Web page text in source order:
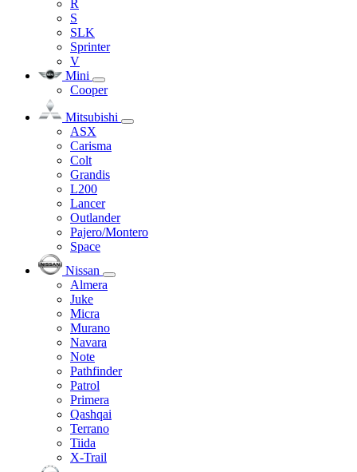
R
S
SLK
Sprinter
V
Mini
Cooper
Mitsubishi
ASX
Carisma
Colt
Grandis
L200
Lancer
Outlander
Pajero/Montero
Space
Nissan
Almera
Juke
Micra
Murano
Navara
Note
Pathfinder
Patrol
Primera
Qashqai
Terrano
Tiida
X-Trail